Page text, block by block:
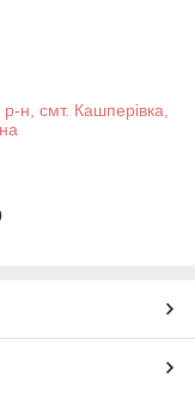
р-н, смт. Кашперівка,